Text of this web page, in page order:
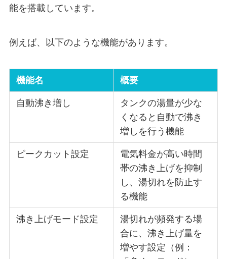
能を搭載しています。
例えば、以下のような機能があります。
機能名 概要
自動沸き増し
タンクの湯量が少な
くなると自動で沸き
増しを行う機能
ピークカット設定
電気料金が高い時間
帯の沸き上げを抑制
し、湯切れを防止す
る機能
沸き上げモード設定
湯切れが頻発する場
合に、沸き上げ量を
増やす設定（例：